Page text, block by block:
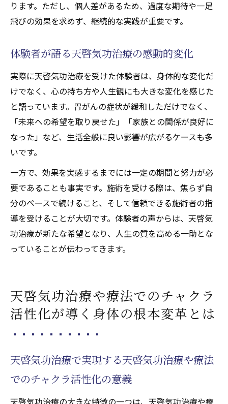
ります。ただし、個人差があるため、過度な期待や一足
飛びの効果を求めず、継続的な実践が重要です。
体験者が語る天啓気功治療の感動的変化
実際に天啓気功治療を受けた体験者は、身体的な変化だ
けでなく、心の持ち方や人生観にも大きな変化を感じた
と語っています。胃がんの症状が緩和しただけでなく、
「未来への希望を取り戻せた」「家族との関係が良好に
なった」など、生活全般に良い影響が広がるケースも多
いです。
一方で、効果を実感するまでには一定の期間と努力が必
要であることも事実です。施術を受ける際は、焦らず自
分のペースで続けること、そして信頼できる施術者の指
導を受けることが大切です。体験者の声からは、天啓気
功治療が新たな希望となり、人生の質を高める一助とな
っていることが伝わってきます。
天啓気功治療や療法でのチャクラ
活性化が導く身体の根本変革とは
天啓気功治療で実現する天啓気功治療や療法
でのチャクラ活性化の意義
天啓気功治療の大きな特徴の一つは、天啓気功治療や療